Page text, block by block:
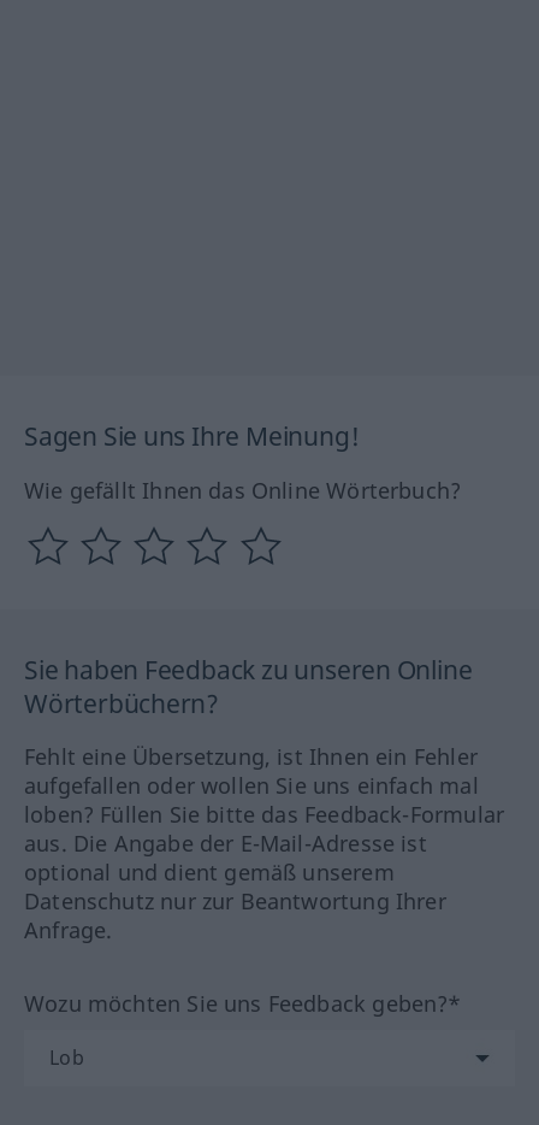
Sagen Sie uns Ihre Meinung!
Wie gefällt Ihnen das Online Wörterbuch?
Sie haben Feedback zu unseren Online
Wörterbüchern?
Fehlt eine Übersetzung, ist Ihnen ein Fehler
aufgefallen oder wollen Sie uns einfach mal
loben? Füllen Sie bitte das Feedback-Formular
aus. Die Angabe der E-Mail-Adresse ist
optional und dient gemäß unserem
Datenschutz nur zur Beantwortung Ihrer
Anfrage.
Wozu möchten Sie uns Feedback geben?*